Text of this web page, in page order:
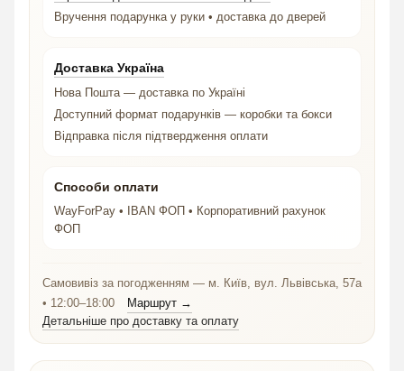
Вручення подарунка у руки • доставка до дверей
Доставка Україна
Нова Пошта — доставка по Україні
Доступний формат подарунків — коробки та бокси
Відправка після підтвердження оплати
Способи оплати
WayForPay • IBAN ФОП • Корпоративний рахунок
ФОП
Самовивіз за погодженням — м. Київ, вул. Львівська, 57а
• 12:00–18:00
Маршрут →
Детальніше про доставку та оплату